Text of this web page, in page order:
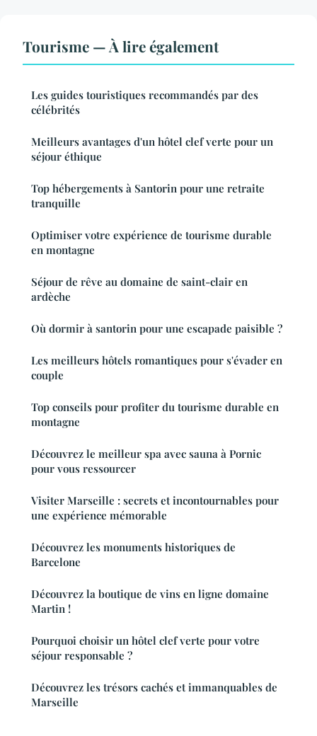
Tourisme — À lire également
Les guides touristiques recommandés par des
célébrités
Meilleurs avantages d'un hôtel clef verte pour un
séjour éthique
Top hébergements à Santorin pour une retraite
tranquille
Optimiser votre expérience de tourisme durable
en montagne
Séjour de rêve au domaine de saint-clair en
ardèche
Où dormir à santorin pour une escapade paisible ?
Les meilleurs hôtels romantiques pour s'évader en
couple
Top conseils pour profiter du tourisme durable en
montagne
Découvrez le meilleur spa avec sauna à Pornic
pour vous ressourcer
Visiter Marseille : secrets et incontournables pour
une expérience mémorable
Découvrez les monuments historiques de
Barcelone
Découvrez la boutique de vins en ligne domaine
Martin !
Pourquoi choisir un hôtel clef verte pour votre
séjour responsable ?
Découvrez les trésors cachés et immanquables de
Marseille